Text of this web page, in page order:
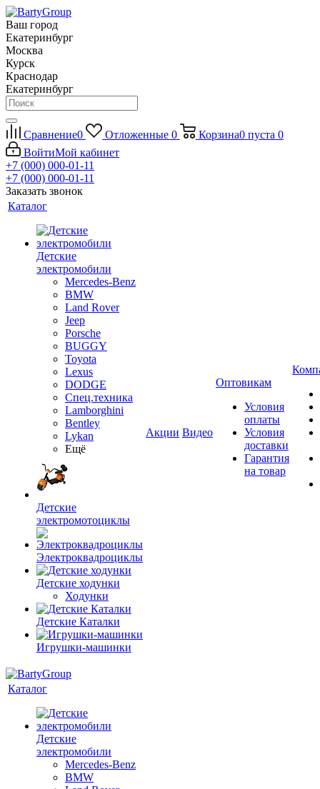
Ваш город
Екатеринбург
Москва
Курск
Краснодар
Екатеринбург
Сравнение0 Отложенные 0 Корзина0 пуста 0
ВойтиМой кабинет
+7 (000) 000-01-11
+7 (000) 000-01-11
Заказать звонок
Каталог
Детские
электромобили
Mercedes-Benz
BMW
Land Rover
Jeep
Porsche
BUGGY
Toyota
Lexus
DODGE
Спец.техника
Lamborghini
Bentley
Lykan
Ещё
Детские
электромотоциклы
Электроквадроциклы
Детские ходунки
Ходунки
Детские Каталки
Игрушки-машинки
Акции Видео
Оптовикам
Условия
оплаты
Условия
доставки
Гарантия
на товар
Каталог
Детские
электромобили
Mercedes-Benz
BMW